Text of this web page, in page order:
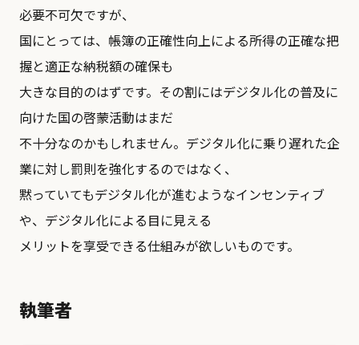
必要不可欠ですが、
国にとっては、帳簿の正確性向上による所得の正確な把
握と適正な納税額の確保も
大きな目的のはずです。その割にはデジタル化の普及に
向けた国の啓蒙活動はまだ
不十分なのかもしれません。デジタル化に乗り遅れた企
業に対し罰則を強化するのではなく、
黙っていてもデジタル化が進むようなインセンティブ
や、デジタル化による目に見える
メリットを享受できる仕組みが欲しいものです。
執筆者